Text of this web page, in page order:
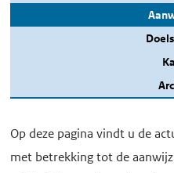
Op deze pagina vindt u de
met betrekking tot de